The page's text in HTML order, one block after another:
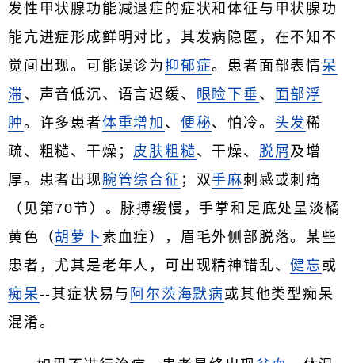
发性甲状腺功能减退症的症状和体征与甲状腺功
能亢进症形成鲜明对比，其发病隐匿，在不知不
觉间出现。可能误诊为 抑郁症。患者面部表情呆
滞、声音低沉、语言迟缓、 眼睑下垂 、 面部浮
肿。许多患者体重增加 、 便秘、怕冷。 头发稀
疏、粗糙、干燥； 皮肤粗糙、干燥、 脱屑 及增
厚。患者出现腕管综合征 ；双手麻刺感或刺痛
（见第70节）。脉搏缓慢，手掌和足底处呈淡橘
黄色（ 胡萝卜 素血症），眉毛外侧部脱落。某些
患者，尤其是老年人，可出现精神错乱、健忘 或
痴呆--其症状易与 阿尔茨海默病或其他类型痴呆
混淆。